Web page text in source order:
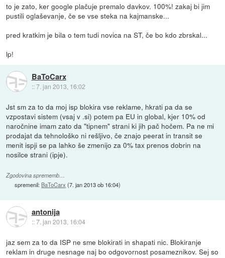
to je zato, ker google plačuje premalo davkov. 100%! zakaj bi jim
pustili oglaševanje, če se vse steka na kajmanske...
pred kratkim je bila o tem tudi novica na ST, če bo kdo zbrskal...
lp!
BaToCarx
::7. jan 2013, 16:02
Jst sm za to da moj isp blokira vse reklame, hkrati pa da se
vzpostavi sistem (vsaj v .si) potem pa EU in global, kjer 10% od
naročnine imam zato da "tipnem" strani ki jih pač hočem. Pa ne mi
prodajat da tehnološko ni rešljivo, če znajo peerat in transit se
menit ispji se pa lahko še zmenijo za 0% tax prenos dobrin na
nosilce strani (ipje).
Zgodovina sprememb…
spremenil: BaToCarx (7. jan 2013 ob 16:04)
antonija
::7. jan 2013, 16:04
jaz sem za to da ISP ne sme blokirati in shapati nic. Blokiranje
reklam in druge nesnage naj bo odgovornost posameznikov. Sej so